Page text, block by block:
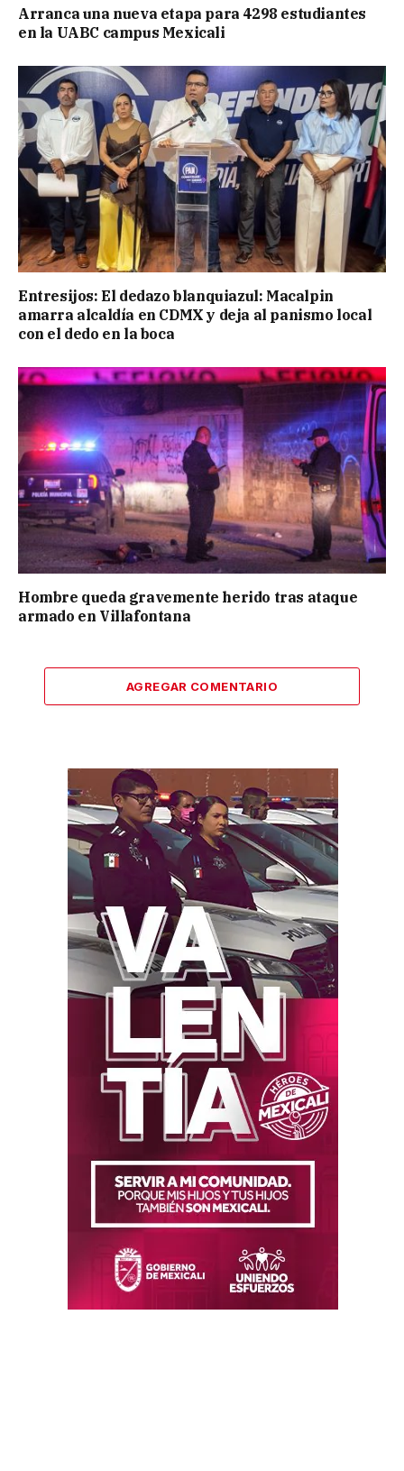
Arranca una nueva etapa para 4298 estudiantes
en la UABC campus Mexicali
Entresijos: El dedazo blanquiazul: Macalpin
amarra alcaldía en CDMX y deja al panismo local
con el dedo en la boca
Hombre queda gravemente herido tras ataque
armado en Villafontana
AGREGAR COMENTARIO